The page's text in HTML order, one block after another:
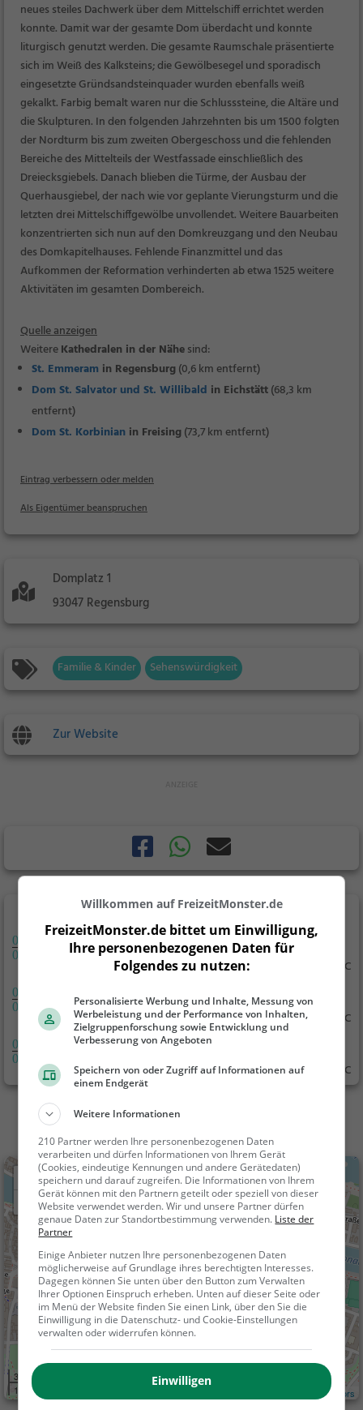
neues steiles Dachwerk über dem Mittelschiff errichtet werden
konnte. Damit war der gesamte Dom überdacht und konnte
liturgisch genutzt werden. Die gesamte Raumschale präsentierte
sich im Weiß des Kalksteins; die Gewölbesegel und sporadisch
eingesetzte Gründsandsteinquader wurden ebenfalls weiß
gekalkt. Farbig bemalt waren nur die Schlusssteine, die Altäre und
die Skulpturen. In den folgenden Jahrzehnten bis um 1500 folgten
der Nordturm bis zum zweiten Obergeschoss und die fehlenden
Bereiche des Mittelteils der Westfassade einschließlich des
Dreiecksgiebels. Danach blieben die Türme, der Ausbau der
Querhausgiebel, der nach wie vor geplante Vierungsturm und die
letzten drei Mittelschiffgewölbe unvollendet. Weitere Bauarbeiten
konzentrierten sich nun auf den Domkreuzgang und den Neubau
des Domkapitelhauses. Fehlende Finanzmittel und das
Aufkommen der Reformation verhinderten ab etwa 1525 weitere
Aktivitäten im gesamten Dombereich.
Quelle anzeigen
WeitereKathedralen in der Nähesind:
St. Emmeram in Regensburg(0,6 km entfernt)
Dom St. Salvator und St. Willibald in Eichstätt(68,3 km
entfernt)
Dom St. Korbinian in Freising(73,7 km entfernt)
Eintrag verbessern oder melden
Als Eigentümer beanspruchen
Domplatz 1
93047 Regensburg
Familie & Kinder Sehenswürdigkeit
Zur Website
Regensburg
07
08
Freitag
19°C / 30°C
08
08
Samstag
15°C / 29°C
09
08
Sonntag
16°C / 32°C
300 m
1000 ft
OpenStreetMap contributors
Willkommen auf FreizeitMonster.de
FreizeitMonster.de bittet um Einwilligung,
Ihre personenbezogenen Daten für
Folgendes zu nutzen:
Personalisierte Werbung und Inhalte, Messung von
Werbeleistung und der Performance von Inhalten,
Zielgruppenforschung sowie Entwicklung und
Verbesserung von Angeboten
Speichern von oder Zugriff auf Informationen auf
einem Endgerät
Weitere Informationen
210 Partner werden Ihre personenbezogenen Daten
verarbeiten und dürfen Informationen von Ihrem Gerät
(Cookies, eindeutige Kennungen und andere Gerätedaten)
speichern und darauf zugreifen. Die Informationen von Ihrem
Gerät können mit den Partnern geteilt oder speziell von dieser
Website verwendet werden. Wir und unsere Partner dürfen
genaue Daten zur Standortbestimmung verwenden. Liste der
Partner
Einige Anbieter nutzen Ihre personenbezogenen Daten
möglicherweise auf Grundlage ihres berechtigten Interesses.
Dagegen können Sie unten über den Button zum Verwalten
Ihrer Optionen Einspruch erheben. Unten auf dieser Seite oder
im Menü der Website finden Sie einen Link, über den Sie die
Einwilligung in die Datenschutz- und Cookie-Einstellungen
verwalten oder widerrufen können.
Einwilligen